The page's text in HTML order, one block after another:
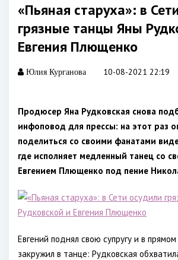
«Пьяная старуха»: в
грязные танцы Яны
Евгения Плющенко
Юлия Курганова 10-08-2021 22:19
Продюсер Яна Рудковская снова
инфоповод для прессы: на этот раз
поделиться со своими фанатами
где исполняет медленный танец со
Евгением Плющенко под пение
Евгений поднял свою супругу и в
закружил в танце: Рудковская